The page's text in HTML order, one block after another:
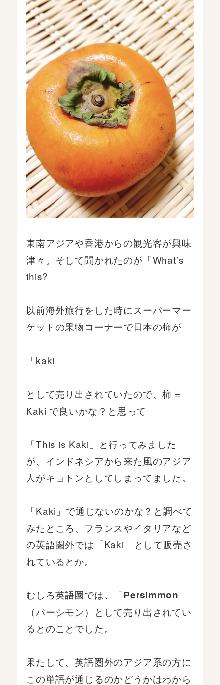
東南アジアや香港からの観光客が興味
津々。そして聞かれたのが「What’s
this?」
以前海外旅行をした時にスーパーマー
ケットの果物コーナーで日本の柿が
「kaki」
として売り出されていたので、柿 =
Kaki で良いかな？と思って
「This is Kaki」と行ってみました
が、インドネシアから来た風のアジア
人がキョトンとしてしまってました。
「Kaki」で通じないのかな？と調べて
みたところ、フランスやイタリアなど
の英語圏外では「Kaki」として販売さ
れているとか。
むしろ英語圏では、「Persimmon 」
（パーシモン）として売り出されてい
るとのことでした。
果たして、英語圏外のアジア系の方に
この単語が通じるのかどうかはわから